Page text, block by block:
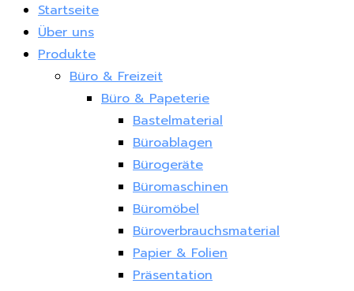
Startseite
Über uns
Produkte
Büro & Freizeit
Büro & Papeterie
Bastelmaterial
Büroablagen
Bürogeräte
Büromaschinen
Büromöbel
Büroverbrauchsmaterial
Papier & Folien
Präsentation